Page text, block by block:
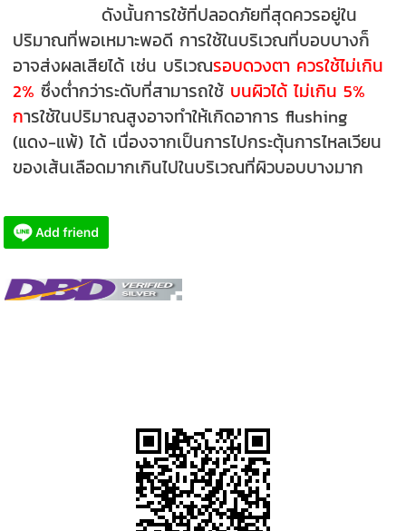
ดังนั้นการใช้ที่ปลอดภัยที่สุดควรอยู่ใน
ปริมาณที่พอเหมาะพอดี การใช้ในบริเวณที่บอบบางก็
อาจส่งผลเสียได้ เช่น บริเวณรอบดวงตา ควรใช้ไม่เกิน
2% ซึ่งต่ำกว่าระดับที่สามารถใช้ บนผิวได้ ไม่เกิน 5%
การใช้ในปริมาณสูงอาจทำให้เกิดอาการ flushing
(แดง-แพ้) ได้ เนื่องจากเป็นการไปกระตุ้นการไหลเวียน
ของเส้นเลือดมากเกินไปในบริเวณที่ผิวบอบบางมาก